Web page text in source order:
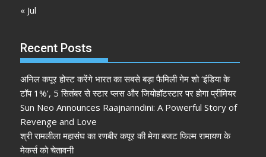
« Jul
Recent Posts
अनिल कपूर होस्ट करेंगे भारत का सबसे बड़ा फैमिली गेम शो ‘इंडिया के
टॉप 1%’, 5 सितंबर से स्टार प्लस और जियोहॉटस्टार पर होगा प्रीमियर
Sun Neo Announces Raajnanndini: A Powerful Story of
Revenge and Love
श्री रामलीला महासंघ का रणबीर कपूर की मेगा बजट फिल्म रामायण के
मेकर्स को चेतावनी